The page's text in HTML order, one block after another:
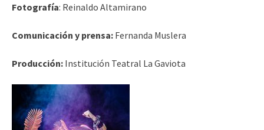
Fotografía: Reinaldo Altamirano
Comunicación y prensa: Fernanda Muslera
Producción: Institución Teatral La Gaviota